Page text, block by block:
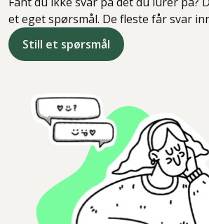
et eget spørsmål. De fleste får svar
Still et spørsmål